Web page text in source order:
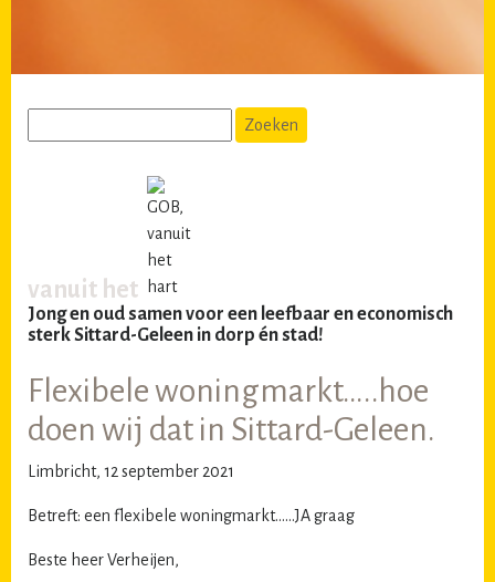
vanuit het
Jong en oud samen voor een leefbaar en economisch
sterk Sittard-Geleen in dorp én stad!
Flexibele woningmarkt…..hoe
doen wij dat in Sittard-Geleen.
Limbricht, 12 september 2021
Betreft: een flexibele woningmarkt……JA graag
Beste heer Verheijen,